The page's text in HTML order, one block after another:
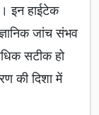
इन हाईटेक
जांच संभव
सटीक हो
की दिशा में